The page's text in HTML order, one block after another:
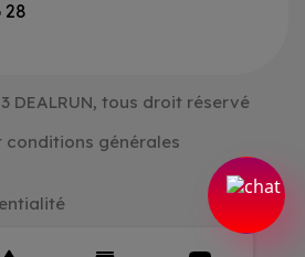
28
DEALRUN, tous droit réservé
conditions générales